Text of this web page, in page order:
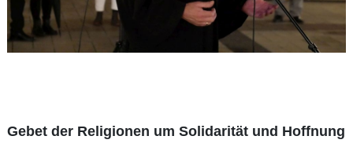
Gebet der Religionen um Solidarität und Hoffnung